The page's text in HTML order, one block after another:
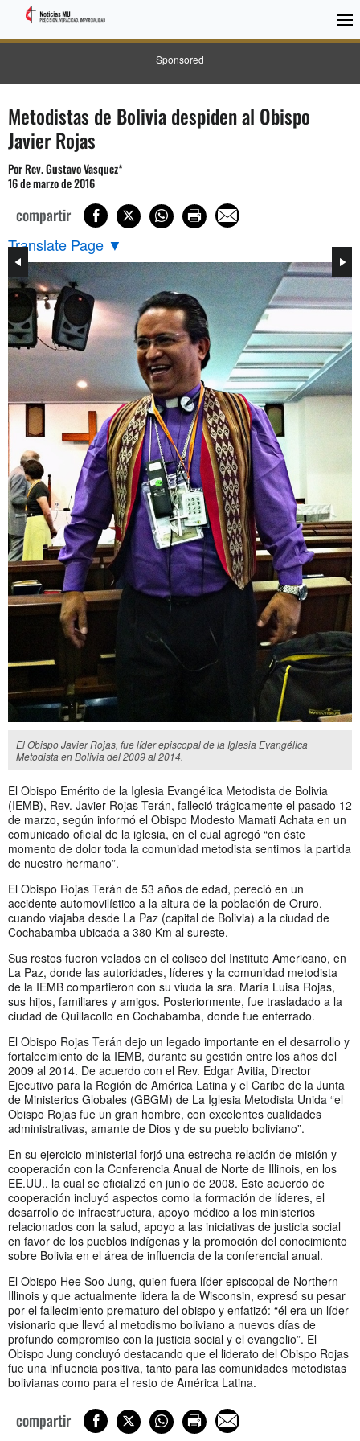
Sponsored
Metodistas de Bolivia despiden al Obispo
Javier Rojas
Por Rev. Gustavo Vasquez*
16 de marzo de 2016
compartir
Translate Page ▼
El Obispo Javier Rojas, fue líder episcopal de la Iglesia Evangélica
Metodista en Bolivia del 2009 al 2014.
El Obispo Emérito de la Iglesia Evangélica Metodista de Bolivia
(IEMB), Rev. Javier Rojas Terán, falleció trágicamente el pasado 12
de marzo, según informó el Obispo Modesto Mamati Achata en un
comunicado oficial de la iglesia, en el cual agregó “en éste
momento de dolor toda la comunidad metodista sentimos la partida
de nuestro hermano”.
El Obispo Rojas Terán de 53 años de edad, pereció en un
accidente automovilístico a la altura de la población de Oruro,
cuando viajaba desde La Paz (capital de Bolivia) a la ciudad de
Cochabamba ubicada a 380 Km al sureste.
Sus restos fueron velados en el coliseo del Instituto Americano, en
La Paz, donde las autoridades, líderes y la comunidad metodista
de la IEMB compartieron con su viuda la sra. María Luisa Rojas,
sus hijos, familiares y amigos. Posteriormente, fue trasladado a la
ciudad de Quillacollo en Cochabamba, donde fue enterrado.
El Obispo Rojas Terán dejo un legado importante en el desarrollo y
fortalecimiento de la IEMB, durante su gestión entre los años del
2009 al 2014. De acuerdo con el Rev. Edgar Avitia, Director
Ejecutivo para la Región de América Latina y el Caribe de la Junta
de Ministerios Globales (GBGM) de La Iglesia Metodista Unida “el
Obispo Rojas fue un gran hombre, con excelentes cualidades
administrativas, amante de Dios y de su pueblo boliviano”.
En su ejercicio ministerial forjó una estrecha relación de misión y
cooperación con la Conferencia Anual de Norte de Illinois, en los
EE.UU., la cual se oficializó en junio de 2008. Este acuerdo de
cooperación incluyó aspectos como la formación de líderes, el
desarrollo de infraestructura, apoyo médico a los ministerios
relacionados con la salud, apoyo a las iniciativas de justicia social
en favor de los pueblos indígenas y la promoción del conocimiento
sobre Bolivia en el área de influencia de la conferencial anual.
El Obispo Hee Soo Jung, quien fuera líder episcopal de Northern
Illinois y que actualmente lidera la de Wisconsin, expresó su pesar
por el fallecimiento prematuro del obispo y enfatizó: “él era un líder
visionario que llevó al metodismo boliviano a nuevos días de
profundo compromiso con la justicia social y el evangelio”. El
Obispo Jung concluyó destacando que el liderato del Obispo Rojas
fue una influencia positiva, tanto para las comunidades metodistas
bolivianas como para el resto de América Latina.
compartir